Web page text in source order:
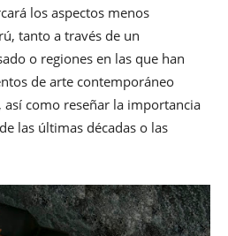
los aspectos menos
tanto a través de un
o regiones en las que han
de arte contemporáneo
así como reseñar la importancia
las últimas décadas o las